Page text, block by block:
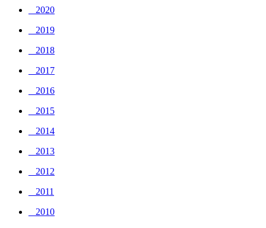
_ 2020
_ 2019
_ 2018
_ 2017
_ 2016
_ 2015
_ 2014
_ 2013
_ 2012
_ 2011
_ 2010